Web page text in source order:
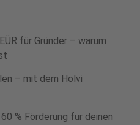
für Gründer – warum
– mit dem Holvi
% Förderung für deinen